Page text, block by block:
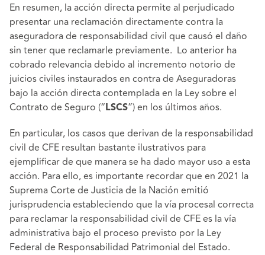
En resumen, la acción directa permite al perjudicado
presentar una reclamación directamente contra la
aseguradora de responsabilidad civil que causó el daño
sin tener que reclamarle previamente. Lo anterior ha
cobrado relevancia debido al incremento notorio de
juicios civiles instaurados en contra de Aseguradoras
bajo la acción directa contemplada en la Ley sobre el
Contrato de Seguro (“LSCS”) en los últimos años.
En particular, los casos que derivan de la responsabilidad
civil de CFE resultan bastante ilustrativos para
ejemplificar de que manera se ha dado mayor uso a esta
acción. Para ello, es importante recordar que en 2021 la
Suprema Corte de Justicia de la Nación emitió
jurisprudencia estableciendo que la vía procesal correcta
para reclamar la responsabilidad civil de CFE es la vía
administrativa bajo el proceso previsto por la Ley
Federal de Responsabilidad Patrimonial del Estado.